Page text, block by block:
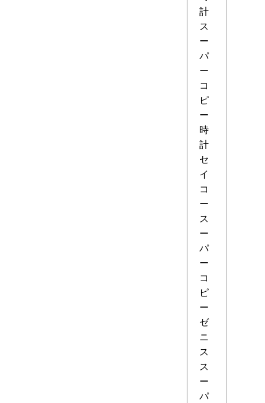
計
ス
ー
パ
ー
コ
ピ
ー
時
計
セ
イ
コ
ー
ス
ー
パ
ー
コ
ピ
ー
ゼ
ニ
ス
ス
ー
パ